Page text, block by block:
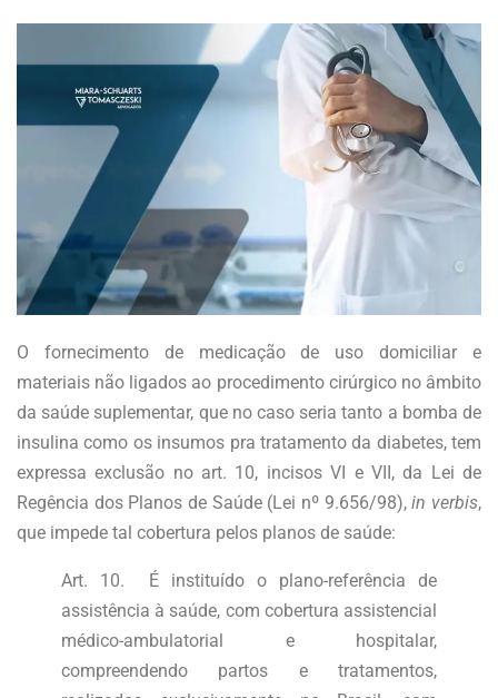
O fornecimento de medicação de uso domiciliar e
materiais não ligados ao procedimento cirúrgico no âmbito
da saúde suplementar, que no caso seria tanto a bomba de
insulina como os insumos pra tratamento da diabetes, tem
expressa exclusão no art. 10, incisos VI e VII, da Lei de
Regência dos Planos de Saúde (Lei nº 9.656/98),in verbis,
que impede tal cobertura pelos planos de saúde:
Art. 10. É instituído o plano-referência de
assistência à saúde, com cobertura assistencial
médico-ambulatorial e hospitalar,
compreendendo partos e tratamentos,